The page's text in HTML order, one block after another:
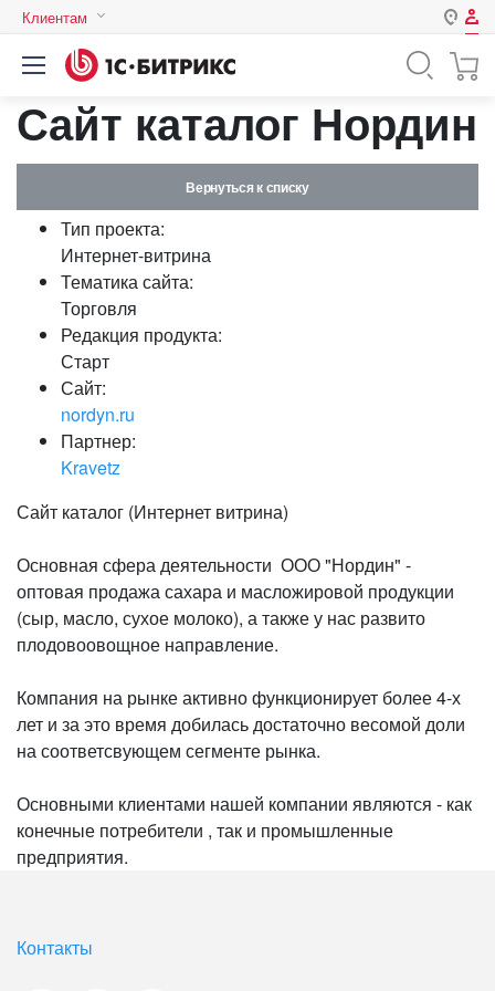
Клиентам
Казахстан
Беларусь
Авторизация
Зарегистрироваться
Логин
Пароль
Сайт каталог Нордин
Вернуться к списку
Тип проекта:
Интернет-витрина
Тематика сайта:
Торговля
Редакция продукта:
Старт
Сайт:
nordyn.ru
Партнер:
Kravetz
Сайт каталог (Интернет витрина)
Основная сфера деятельности ООО "Нордин" -
оптовая продажа сахара и масложировой продукции
(сыр, масло, сухое молоко), а также у нас развито
плодовоовощное направление.
Компания на рынке активно функционирует более 4-х
лет и за это время добилась достаточно весомой доли
на соответсвующем сегменте рынка.
Основными клиентами нашей компании являются - как
конечные потребители , так и промышленные
предприятия.
Контакты